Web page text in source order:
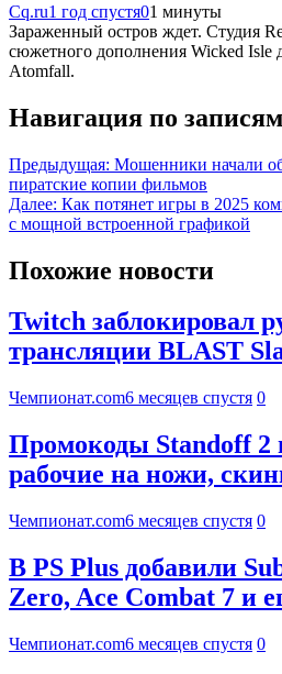
Cq.ru1 год спустя01 минуты
Зараженный остров ждет. Студия
сюжетного дополнения Wicked Isle
Atomfall.
Навигация по записям
Предыдущая: Мошенники начали
пиратские копии фильмов
Далее: Как потянет игры в 2025
с мощной встроенной графикой
Похожие новости
Twitch заблокировал
трансляции BLAST
Чемпионат.com6 месяцев спустя 0
Промокоды Standoff 2
рабочие на ножи,
Чемпионат.com6 месяцев спустя 0
В PS Plus добавили
Zero, Ace Combat 7 и
Чемпионат.com6 месяцев спустя 0